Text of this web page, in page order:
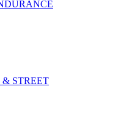
STREET